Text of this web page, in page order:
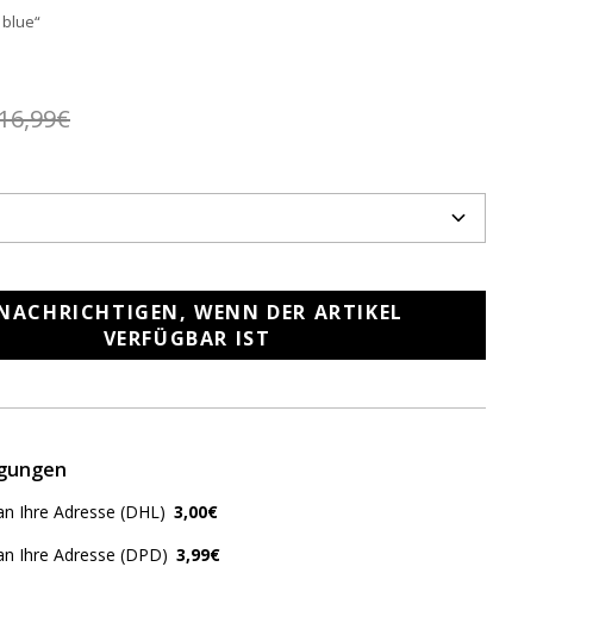
WENN DER ARTIKEL
VERFÜGBAR IST
Ihre Adresse (DHL) 3,00€
Ihre Adresse (DPD) 3,99€